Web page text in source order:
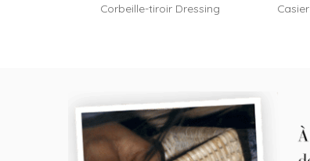
Corbeille-tiroir Dressing